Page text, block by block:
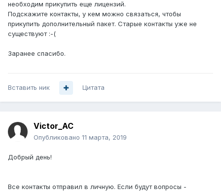
необходим прикупить еще лицензий.
Подскажите контакты, у кем можно связаться, чтобы
прикупить дополнительный пакет. Старые контакты уже не
существуют :-(
Заранее спасибо.
Вставить ник Цитата
Victor_AC
Опубликовано 11 марта, 2019
Добрый день!
Все контакты отправил в личную. Если будут вопросы -